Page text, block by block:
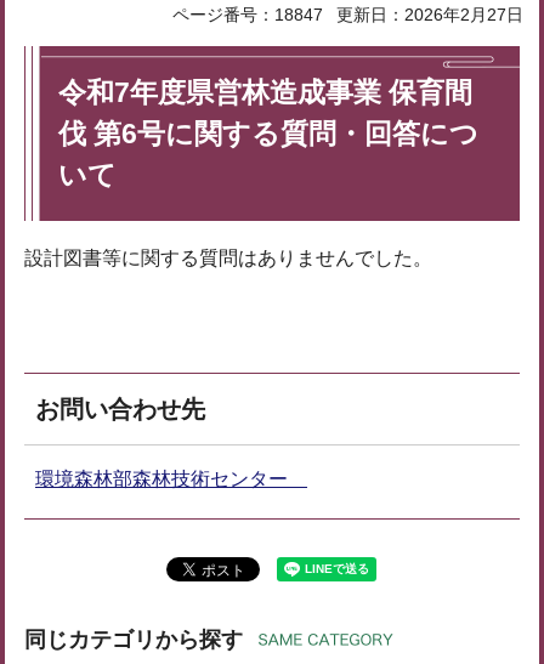
ページ番号：18847 更新日：2026年2月27日
令和7年度県営林造成事業 保育間
伐 第6号に関する質問・回答につ
いて
設計図書等に関する質問はありませんでした。
お問い合わせ先
環境森林部森林技術センター
同じカテゴリから探す